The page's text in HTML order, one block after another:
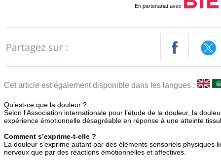
En partenariat avec
Cet article est également disponible dans les langues :
Qu’est-ce que la douleur ?
Selon l’Association internationale pour l’étude de la douleur, la
expérience émotionnelle désagréable en réponse à une atteinte
Comment s’exprime-t-elle ?
La douleur s’exprime autant par des éléments sensoriels physiques
nerveux que par des réactions émotionnelles et affectives.